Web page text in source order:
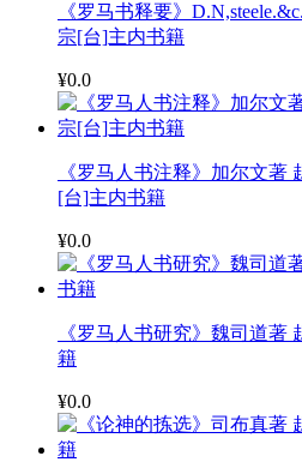
《罗马书释要》
宗[台]主内书籍
¥0.0
《罗马人书注释》加尔文著
[台]主内书籍
¥0.0
《罗马人书研究》魏司道著
籍
¥0.0